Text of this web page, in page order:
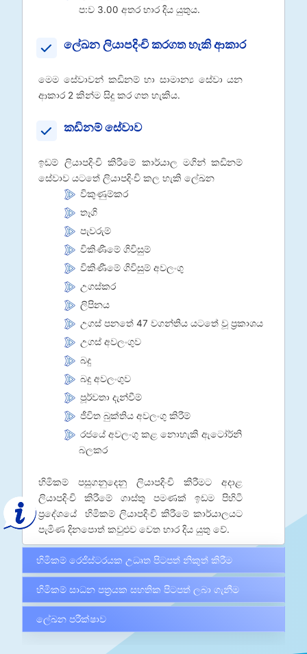
ප:ව 3.00 අතර භාර දිය යුතුය.
ලේඛන ලියාපදිංචි කරගත හැකි ආකාර
මෙම සේවාවන් කඩිනම් හා සාමාන්‍ය සේවා යන
ආකාර 2 කින්ම සිදු කර ගත හැකිය.
කඩිනම් සේවාව
ඉඩම් ලියාපදිංචි කිරීමේ කාර්යාල මගින් කඩිනම්
සේවාව යටතේ ලියාපදිංචි කල හැකි ලේඛන
විකුණුම්කර
තෑගි
පැවරුම්
විකිණීමේ ගිවිසුම්
විකිණීමේ ගිවිසුම් අවලංගු
උගස්කර
ලිපිනය
උගස් පනතේ 47 වගන්තිය යටතේ වූ ප්‍රකාශය
උගස් අවලංගුව
බදු
බදු අවලංගුව
පූර්වතා දැන්වීම්
ජීවිත බුක්තිය අවලංගු කිරීම්
රජයේ අවලංගු කළ නොහැකි ඇටෝර්නි
බලකර
හිමිකම් පසුගනුදෙනු ලියාපදිංචි කිරීමට අදාළ
ලියාපදිංචි කිරීමේ ගාස්තු පමණක් ඉඩම පිහිටි
ප්‍රදේශයේ හිමිකම් ලියාපදිංචි කිරීමේ කාර්යාලයට
පැමිණ දිනපොත් කවුළුව වෙත භාර දිය යුතු වේ.
හිමිකම් රෙජිස්ටරයක උධෘත පිටපත් නිකුත් කිරීම
හිමිකම් සාධන පත්‍රයක සහතික පිටපත් ලබා ගැනීම
ලේඛන පරීක්ෂාව